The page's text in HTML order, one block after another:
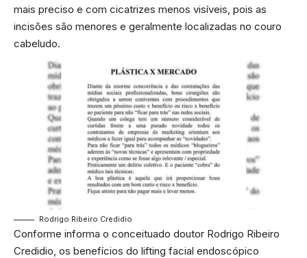
mais preciso e com cicatrizes menos visíveis, pois as
incisões são menores e geralmente localizadas no couro
cabeludo.
Rodrigo Ribeiro Credidio
Conforme informa o conceituado doutor Rodrigo Ribeiro
Credidio, os benefícios do lifting facial endoscópico